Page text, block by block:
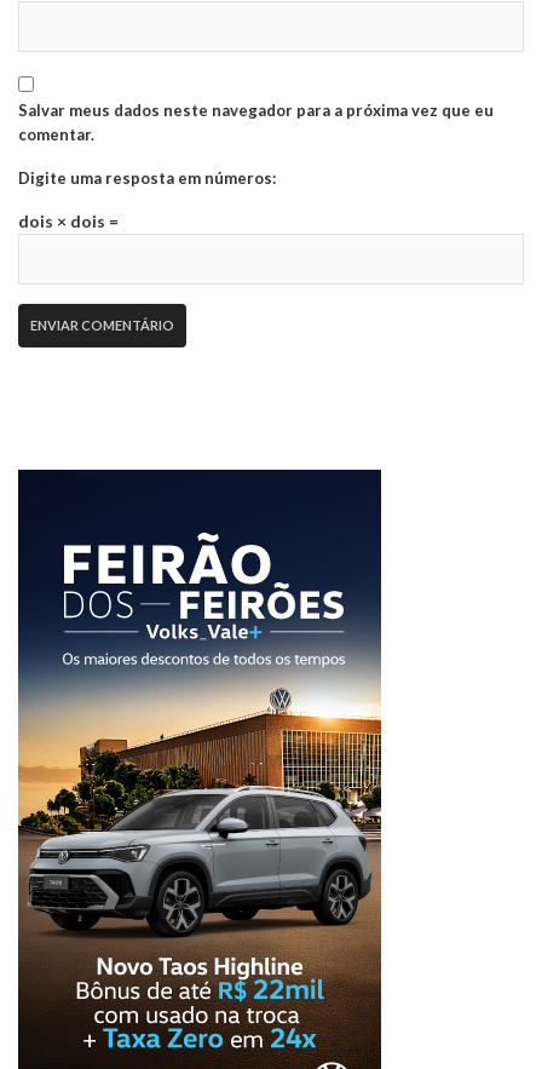
Salvar meus dados neste navegador para a próxima vez que eu
comentar.
Digite uma resposta em números:
dois × dois =